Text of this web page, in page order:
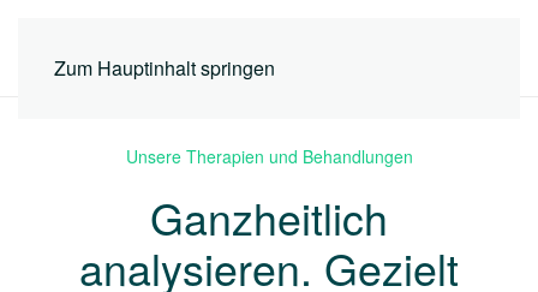
Zum Hauptinhalt springen
Unsere Therapien und Behandlungen
Ganzheitlich
analysieren. Gezielt